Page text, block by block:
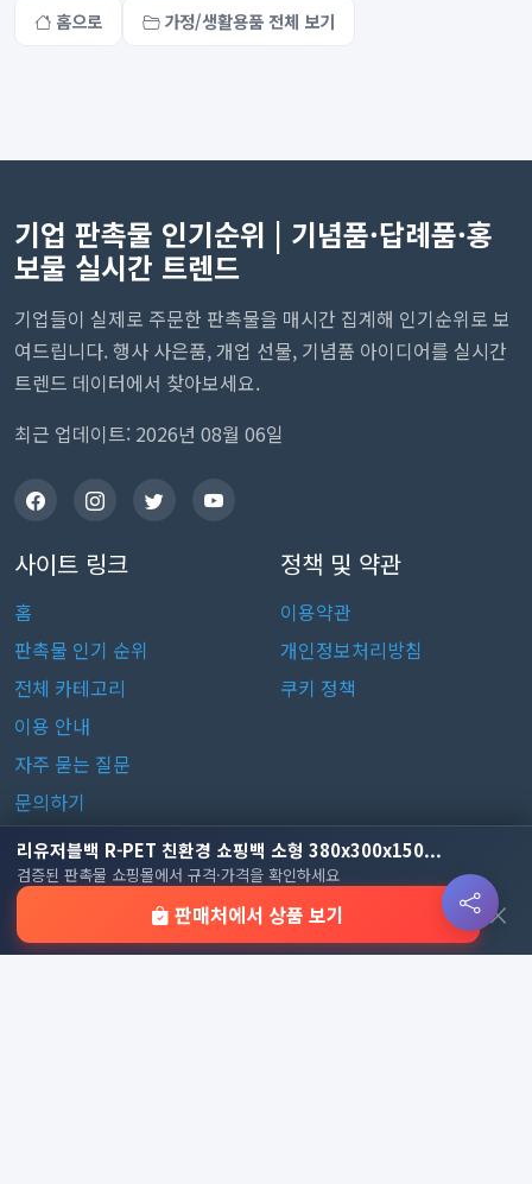
홈으로 가정/생활용품 전체 보기
리유저블백 R-PET 친환경 쇼핑백 소형 380x300x150...
검증된 판촉물 쇼핑몰에서 규격·가격을 확인하세요
판매처에서 상품 보기 ×
기업 판촉물 인기순위 | 기념품·답례품·홍
보물 실시간 트렌드
기업들이 실제로 주문한 판촉물을 매시간 집계해 인기순위로 보
여드립니다. 행사 사은품, 개업 선물, 기념품 아이디어를 실시간
트렌드 데이터에서 찾아보세요.
최근 업데이트: 2026년 08월 06일
사이트 링크
홈
판촉물 인기 순위
전체 카테고리
이용 안내
자주 묻는 질문
문의하기
정책 및 약관
이용약관
개인정보처리방침
쿠키 정책
판촉물 카테고리
가정/생활용품 감염예방용품 골프선물세트
골프용품
달력/다이어리
레저/운동용품 명품자개상품
문구용품